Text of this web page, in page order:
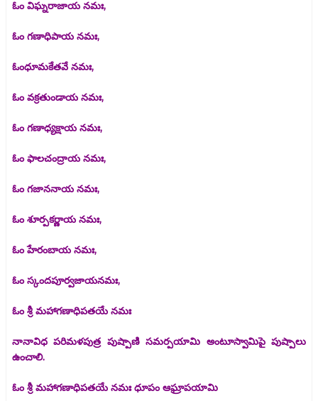
ఓం విఘ్నరాజాయ నమః,
ఓం గణాధిపాయ నమః,
ఓంధూమకేతవే నమః,
ఓం వక్రతుండాయ నమః,
ఓం గణాధ్యక్షాయ నమః,
ఓం ఫాలచంద్రాయ నమః,
ఓం గజాననాయ నమః,
ఓం శూర్పకర్ణాయ నమః,
ఓం హేరంబాయ నమః,
ఓం స్కందపూర్వజాయనమః,
ఓం శ్రీ మహాగణాధిపతయే నమః
నానావిధ పరిమళపుత్ర పుష్పాణి సమర్పయామి అంటూస్వామిపై పుష్పాలు
ఉంచాలి.
ఓం శ్రీ మహాగణాధిపతయే నమః ధూపం ఆఘ్రాపయామి